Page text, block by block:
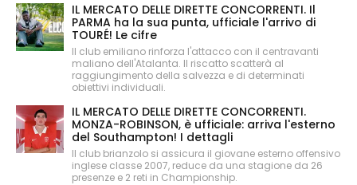
IL MERCATO DELLE DIRETTE CONCORRENTI. Il
PARMA ha la sua punta, ufficiale l'arrivo di
TOURÉ! Le cifre
Il club emiliano rinforza l'attacco con il centravanti
maliano dell'Atalanta. Il riscatto scatterà al
raggiungimento della salvezza e di determinati
obiettivi individuali.
IL MERCATO DELLE DIRETTE CONCORRENTI.
MONZA-ROBINSON, è ufficiale: arriva l'esterno
del Southampton! I dettagli
Il club brianzolo si assicura il giovane esterno offensivo
inglese classe 2007, reduce da una stagione da 26
presenze e 2 reti in Championship.